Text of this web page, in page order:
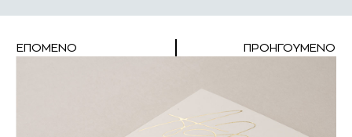
ΕΠΌΜΕΝΟ ΠΡΟΗΓΟΎΜΕΝΟ